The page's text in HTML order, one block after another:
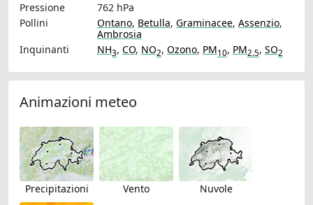
Pressione
762 hPa
Pollini
Ontano, Betulla, Graminacee, Assenzio,
Ambrosia
Inquinanti
NH3, CO, NO2, Ozono, PM10, PM2.5, SO2
Animazioni meteo
Precipitazioni Vento Nuvole